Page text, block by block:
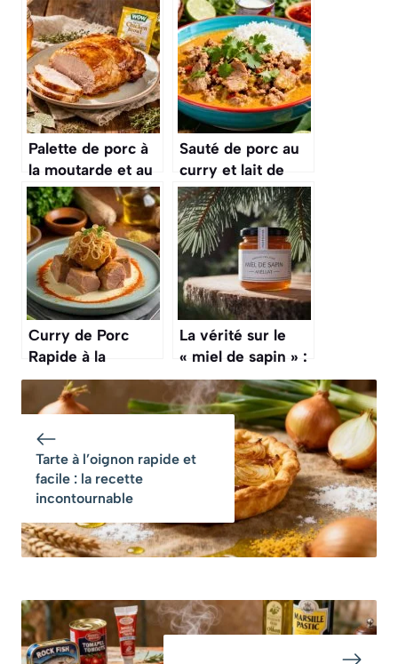
Palette de porc à
la moutarde et au
miel : recette
savoureuse
Sauté de porc au
curry et lait de
coco : recette
savoureuse
Curry de Porc
Rapide à la
Cocotte-Minute :
recette
La vérité sur le
« miel de sapin » :
ce n’est pas du
miel de fleurs,
mais du miellat, et
c’est très différent
Tarte à l’oignon rapide et
facile : la recette
incontournable